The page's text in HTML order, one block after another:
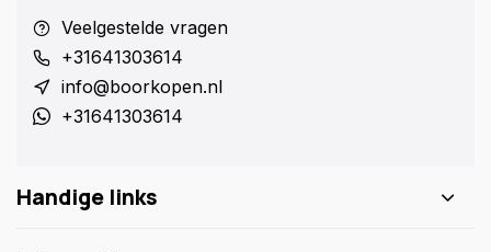
Veelgestelde vragen
+31641303614
info@boorkopen.nl
+31641303614
Handige links